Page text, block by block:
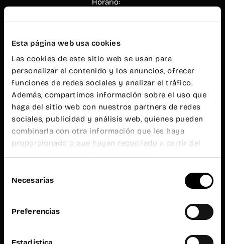
Esta página web usa cookies
Las cookies de este sitio web se usan para
personalizar el contenido y los anuncios, ofrecer
funciones de redes sociales y analizar el tráfico.
Además, compartimos información sobre el uso que
haga del sitio web con nuestros partners de redes
sociales, publicidad y análisis web, quienes pueden
combinarla con otra información que les haya
proporcionado o que hayan recopilado a partir del
uso que haya hecho de sus servicios.
deNecesarias
Preferencias
Horario:
20h
público
L-V de 9h a
19h
Wayco
Ruzafa
Almirante
Cadarso, 26
bajo
46005
Valencia
+34 962 06